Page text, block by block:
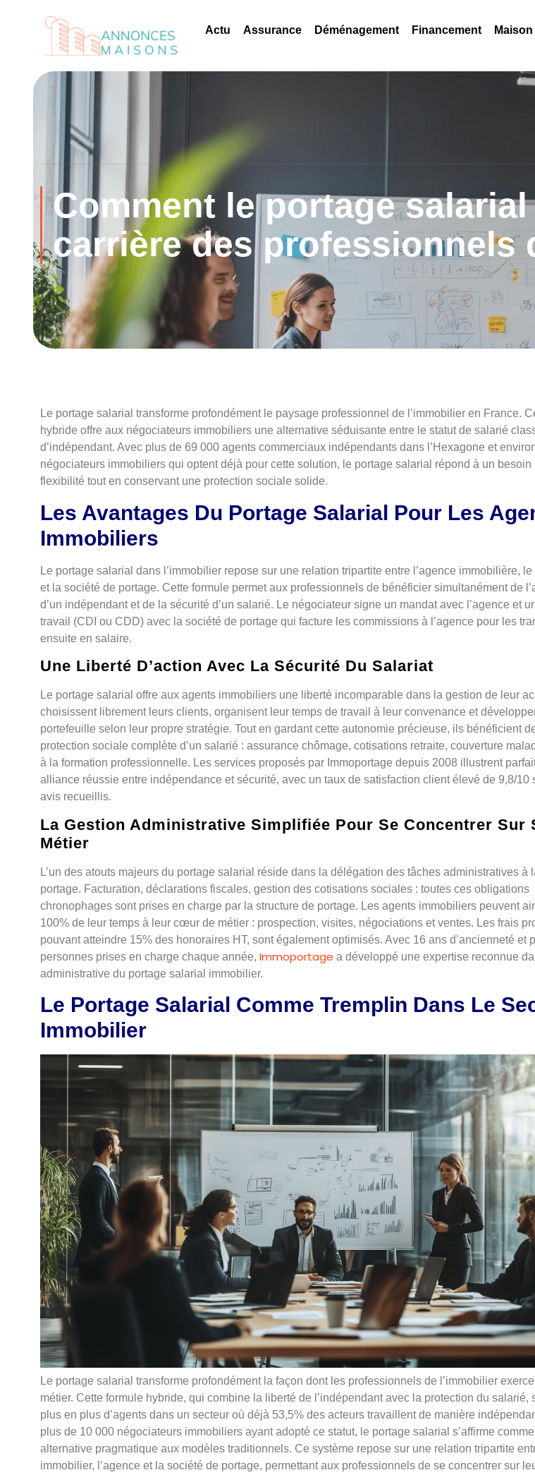
Actu Assurance Déménagement Financement Maison
Comment le portage
carrière des professionnels
Le portage salarial transforme profondément le paysage professionnel de l’immobilier en France.
hybride offre aux négociateurs immobiliers une alternative séduisante entre le statut de salarié
d’indépendant. Avec plus de 69 000 agents commerciaux indépendants dans l’Hexagone et
négociateurs immobiliers qui optent déjà pour cette solution, le portage salarial répond à un besoin
flexibilité tout en conservant une protection sociale solide.
Les Avantages Du Portage Salarial Pour Les
Immobiliers
Le portage salarial dans l’immobilier repose sur une relation tripartite entre l’agence immobilière,
et la société de portage. Cette formule permet aux professionnels de bénéficier simultanément de
d’un indépendant et de la sécurité d’un salarié. Le négociateur signe un mandat avec l’agence et
travail (CDI ou CDD) avec la société de portage qui facture les commissions à l’agence pour les
ensuite en salaire.
Une Liberté D’action Avec La Sécurité Du Salariat
Le portage salarial offre aux agents immobiliers une liberté incomparable dans la gestion de leur
choisissent librement leurs clients, organisent leur temps de travail à leur convenance et
portefeuille selon leur propre stratégie. Tout en gardant cette autonomie précieuse, ils bénéficient
protection sociale complète d’un salarié : assurance chômage, cotisations retraite, couverture
à la formation professionnelle. Les services proposés par Immoportage depuis 2008 illustrent
alliance réussie entre indépendance et sécurité, avec un taux de satisfaction client élevé de 9,8/10
avis recueillis.
La Gestion Administrative Simplifiée Pour Se Concentrer Sur
Métier
L’un des atouts majeurs du portage salarial réside dans la délégation des tâches administratives à
portage. Facturation, déclarations fiscales, gestion des cotisations sociales : toutes ces obligations
chronophages sont prises en charge par la structure de portage. Les agents immobiliers peuvent
100% de leur temps à leur cœur de métier : prospection, visites, négociations et ventes. Les frais
pouvant atteindre 15% des honoraires HT, sont également optimisés. Avec 16 ans d’ancienneté et
personnes prises en charge chaque année, Immoportage a développé une expertise reconnue
administrative du portage salarial immobilier.
Le Portage Salarial Comme Tremplin Dans Le
Immobilier
Le portage salarial transforme profondément la façon dont les professionnels de l’immobilier
métier. Cette formule hybride, qui combine la liberté de l’indépendant avec la protection du salarié,
plus en plus d’agents dans un secteur où déjà 53,5% des acteurs travaillent de manière
plus de 10 000 négociateurs immobiliers ayant adopté ce statut, le portage salarial s’affirme
alternative pragmatique aux modèles traditionnels. Ce système repose sur une relation tripartite
immobilier, l’agence et la société de portage, permettant aux professionnels de se concentrer sur